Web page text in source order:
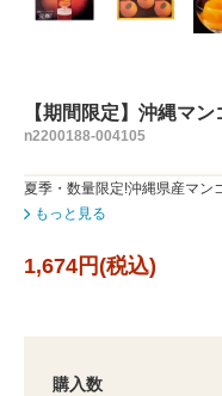
【期間限定】沖縄マ
n2200188-004105
夏季・数量限定!沖縄県産マン
もっと見る
1,674円(税込)
購入数